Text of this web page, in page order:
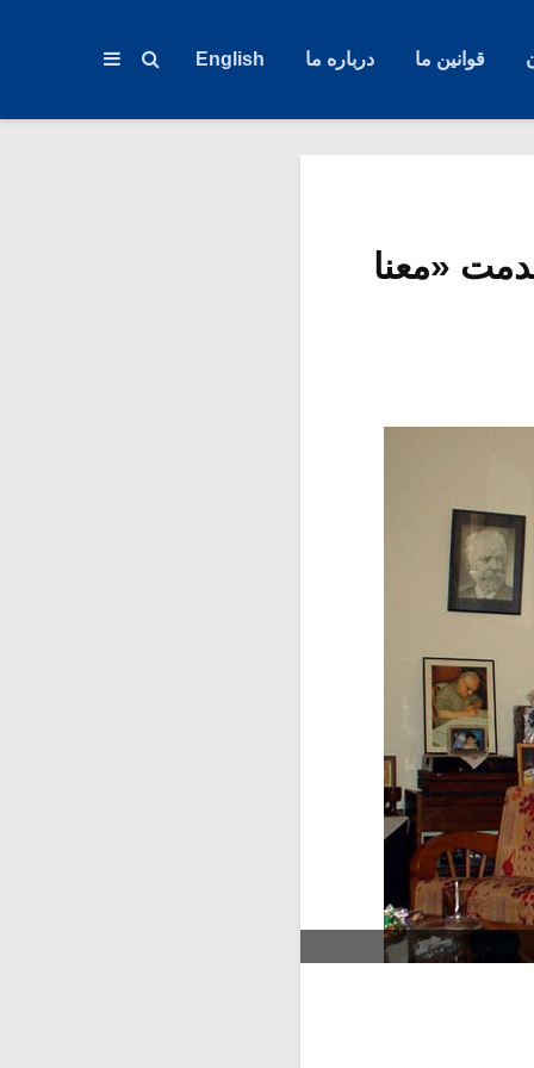
قوانین ما درباره ما English
«معنا